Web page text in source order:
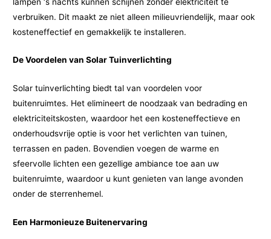
verbruiken. Dit maakt ze niet alleen milieuvriendelijk, maar ook
kosteneffectief en gemakkelijk te installeren.
De Voordelen van Solar Tuinverlichting
Solar tuinverlichting biedt tal van voordelen voor
buitenruimtes. Het elimineert de noodzaak van bedrading en
elektriciteitskosten, waardoor het een kosteneffectieve en
onderhoudsvrije optie is voor het verlichten van tuinen,
terrassen en paden. Bovendien voegen de warme en
sfeervolle lichten een gezellige ambiance toe aan uw
buitenruimte, waardoor u kunt genieten van lange avonden
onder de sterrenhemel.
Een Harmonieuze Buitenervaring